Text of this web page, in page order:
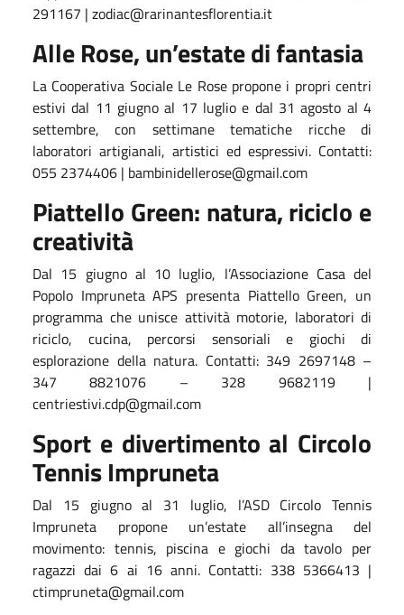
291167 | zodiac@rarinantesflorentia.it
Alle Rose, un’estate di fantasia
La Cooperativa Sociale Le Rose propone i propri centri
estivi dal 11 giugno al 17 luglio e dal 31 agosto al 4
settembre, con settimane tematiche ricche di
laboratori artigianali, artistici ed espressivi. Contatti:
055 2374406 | bambinidellerose@gmail.com
Piattello Green: natura, riciclo e
creatività
Dal 15 giugno al 10 luglio, l’Associazione Casa del
Popolo Impruneta APS presenta Piattello Green, un
programma che unisce attività motorie, laboratori di
riciclo, cucina, percorsi sensoriali e giochi di
esplorazione della natura. Contatti: 349 2697148 –
347 8821076 – 328 9682119 |
centriestivi.cdp@gmail.com
Sport e divertimento al Circolo
Tennis Impruneta
Dal 15 giugno al 31 luglio, l’ASD Circolo Tennis
Impruneta propone un’estate all’insegna del
movimento: tennis, piscina e giochi da tavolo per
ragazzi dai 6 ai 16 anni. Contatti: 338 5366413 |
ctimpruneta@gmail.com